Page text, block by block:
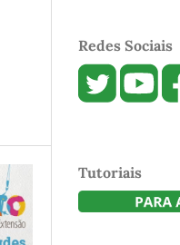
Redes Sociais
Tutoriais